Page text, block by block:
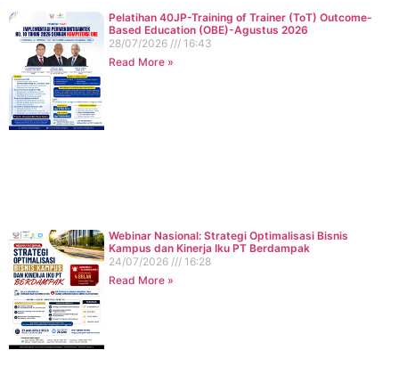
Pelatihan 40JP-Training of Trainer (ToT) Outcome-
Based Education (OBE)-Agustus 2026
28/07/2026
16:43
Read More »
Webinar Nasional: Strategi Optimalisasi Bisnis
Kampus dan Kinerja Iku PT Berdampak
24/07/2026
16:28
Read More »